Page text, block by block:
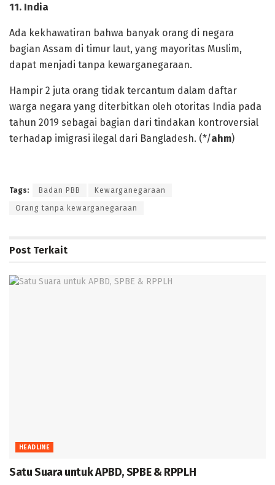
‎11. India
‎Ada kekhawatiran bahwa banyak orang di negara
bagian Assam di timur laut, yang mayoritas Muslim,
dapat menjadi tanpa kewarganegaraan.
‎Hampir 2 juta orang tidak tercantum dalam daftar
warga negara yang diterbitkan oleh otoritas India pada
tahun 2019 sebagai bagian dari tindakan kontroversial
terhadap imigrasi ilegal dari Bangladesh. ‎(*/ahm)
Tags: Badan PBB Kewarganegaraan
Orang tanpa kewarganegaraan
Post Terkait
HEADLINE
Satu Suara untuk APBD, SPBE & RPPLH